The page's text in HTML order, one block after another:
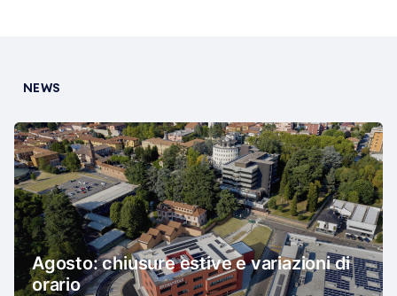
NEWS
Agosto: chiusure estive e variazioni di
orario